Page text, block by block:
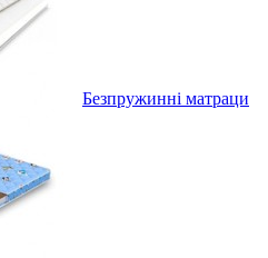
Безпружинні матраци